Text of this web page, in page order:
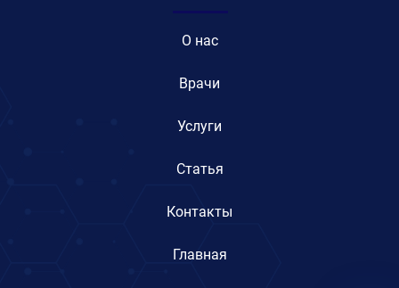
O нас
Врачи
Услуги
Статья
Контакты
Главная